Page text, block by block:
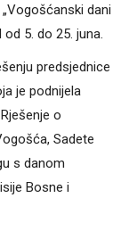
dani
5. do 25. juna.
predsjednice
je podnijela
o
Sadete
s danom
Bosne i